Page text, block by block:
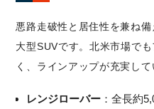
悪路走破性と居住性を兼ね
大型SUVです。北米市場で
く、ラインアップが充実して
レンジローバー ：全長約